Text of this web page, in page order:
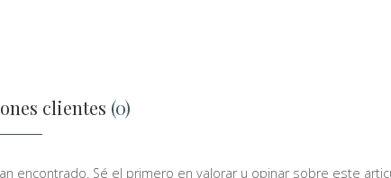
clientes (0)
encontrado. Sé el primero en valorar u opinar sobre este